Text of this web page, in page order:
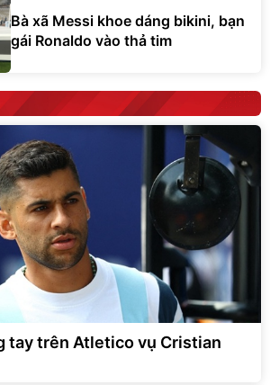
Bà xã Messi khoe dáng bikini, bạn
gái Ronaldo vào thả tim
tay trên Atletico vụ Cristian